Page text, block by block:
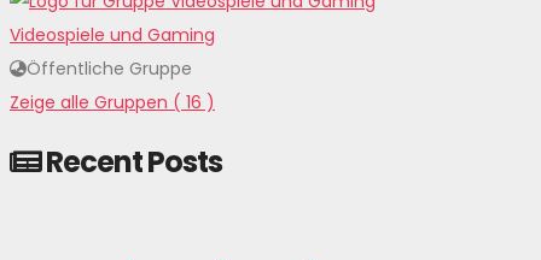
Videospiele und Gaming
Öffentliche Gruppe
Zeige alle Gruppen ( 16 )
Recent Posts